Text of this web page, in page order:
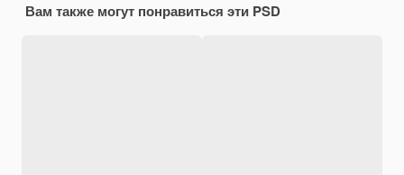
Вам также могут понравиться эти PSD